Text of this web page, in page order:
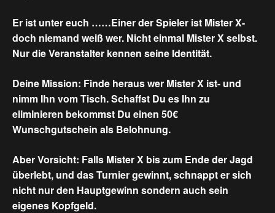
Er ist unter euch ……Einer der Spieler ist Mister X-
doch niemand weiß wer. Nicht einmal Mister X selbst.
Nur die Veranstalter kennen seine Identität.
Deine Mission: Finde heraus wer Mister X ist- und
nimm Ihn vom Tisch. Schaffst Du es Ihn zu
eliminieren bekommst Du einen 50€
Wunschgutschein als Belohnung.
Aber Vorsicht: Falls Mister X bis zum Ende der Jagd
überlebt, und das Turnier gewinnt, schnappt er sich
nicht nur den Hauptgewinn sondern auch sein
eigenes Kopfgeld.